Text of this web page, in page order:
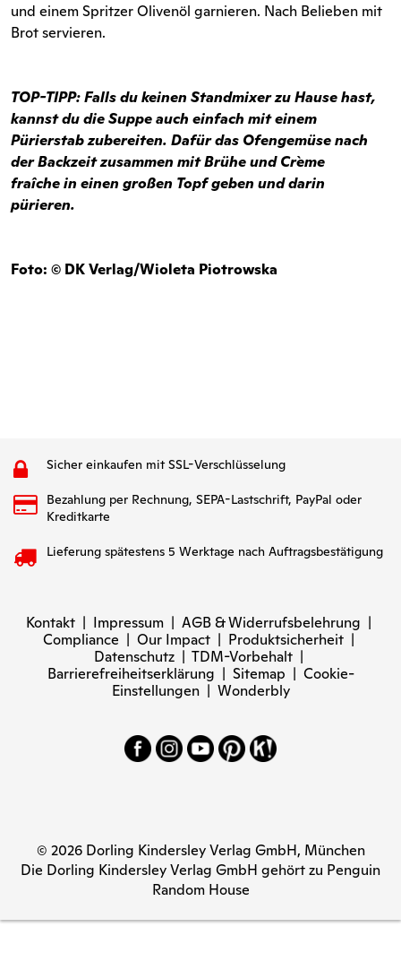
und einem Spritzer Olivenöl garnieren. Nach Belieben mit
Brot servieren.
TOP-TIPP: Falls du keinen Standmixer zu Hause hast,
kannst du die Suppe auch einfach mit einem
Pürierstab zubereiten. Dafür das Ofengemüse nach
der Backzeit zusammen mit Brühe und Crème
fraîche in einen großen Topf geben und darin
pürieren.
Foto: © DK Verlag/Wioleta Piotrowska
Sicher einkaufen mit SSL-Verschlüsselung
Bezahlung per Rechnung, SEPA-Lastschrift, PayPal oder
Kreditkarte
Lieferung spätestens 5 Werktage nach Auftragsbestätigung
Kontakt | Impressum | AGB & Widerrufsbelehrung |
Compliance | Our Impact | Produktsicherheit |
Datenschutz | TDM-Vorbehalt |
Barrierefreiheitserklärung | Sitemap | Cookie-
Einstellungen| Wonderbly
© 2026 Dorling Kindersley Verlag GmbH, München
Die Dorling Kindersley Verlag GmbH gehört zu Penguin
Random House